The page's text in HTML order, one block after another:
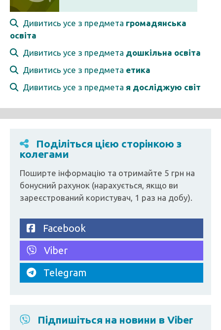
Дивитись усе з предмета громадянська
освіта
Дивитись усе з предмета дошкільна освіта
Дивитись усе з предмета етика
Дивитись усе з предмета я досліджую світ
Поділіться цією сторінкою з
колегами
Поширте інформацію та отримайте 5 грн на
бонусний рахунок (нарахується, якщо ви
зареєстрований користувач, 1 раз на добу).
Facebook
Viber
Telegram
Підпишіться на новини в Viber